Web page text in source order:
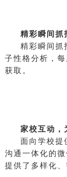
精彩瞬间抓
精彩瞬间抓
子性格分析，
获取。
家校互动，
面向学校提
沟通一体化的
提供了多样化、